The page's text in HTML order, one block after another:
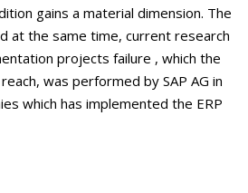
gains a material dimension. The
at the same time, current research
projects failure , which the
was performed by SAP AG in
which has implemented the ERP